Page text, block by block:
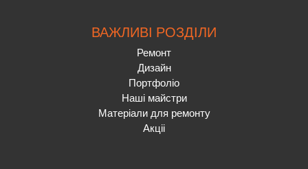
ВАЖЛИВІ РОЗДІЛИ
Ремонт
Дизайн
Портфоліо
Наші майстри
Матеріали для ремонту
Акціі